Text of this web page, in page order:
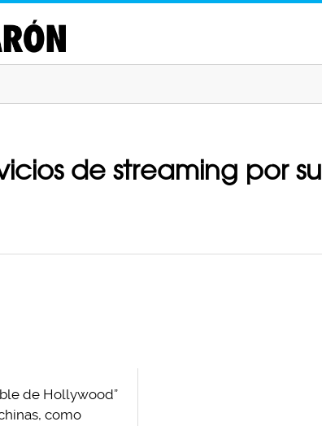
de streaming por su
de Hollywood”
como